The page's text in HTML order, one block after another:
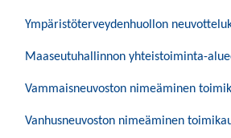
Ympäristöterveydenhuollon
Maaseutuhallinnon yhteistoiminta-
Vammaisneuvoston nimeäminen
Vanhusneuvoston nimeäminen